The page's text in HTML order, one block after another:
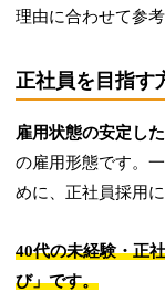
理由に合わせて参
正社員を目指す
雇用状態の安定し
の雇用形態です。
めに、正社員採用
40代の未経験・正
び」です。